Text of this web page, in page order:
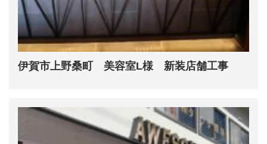
伊賀市上野桑町 美容室L様 新装店舗工事